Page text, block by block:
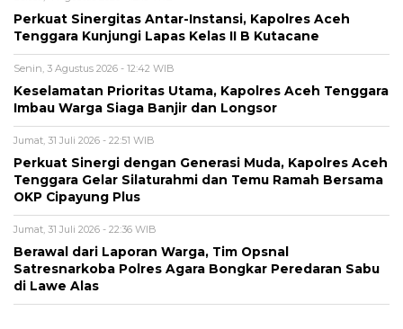
Perkuat Sinergitas Antar-Instansi, Kapolres Aceh
Tenggara Kunjungi Lapas Kelas II B Kutacane
Senin, 3 Agustus 2026 - 12:42 WIB
Keselamatan Prioritas Utama, Kapolres Aceh Tenggara
Imbau Warga Siaga Banjir dan Longsor
Jumat, 31 Juli 2026 - 22:51 WIB
Perkuat Sinergi dengan Generasi Muda, Kapolres Aceh
Tenggara Gelar Silaturahmi dan Temu Ramah Bersama
OKP Cipayung Plus
Jumat, 31 Juli 2026 - 22:36 WIB
Berawal dari Laporan Warga, Tim Opsnal
Satresnarkoba Polres Agara Bongkar Peredaran Sabu
di Lawe Alas